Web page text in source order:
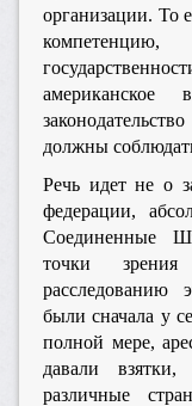
организации. То
американское
должны
Речь идет не о
федерации,
Соединенные
точки
расследованию
были сначала у
полной мере,
давали
различные